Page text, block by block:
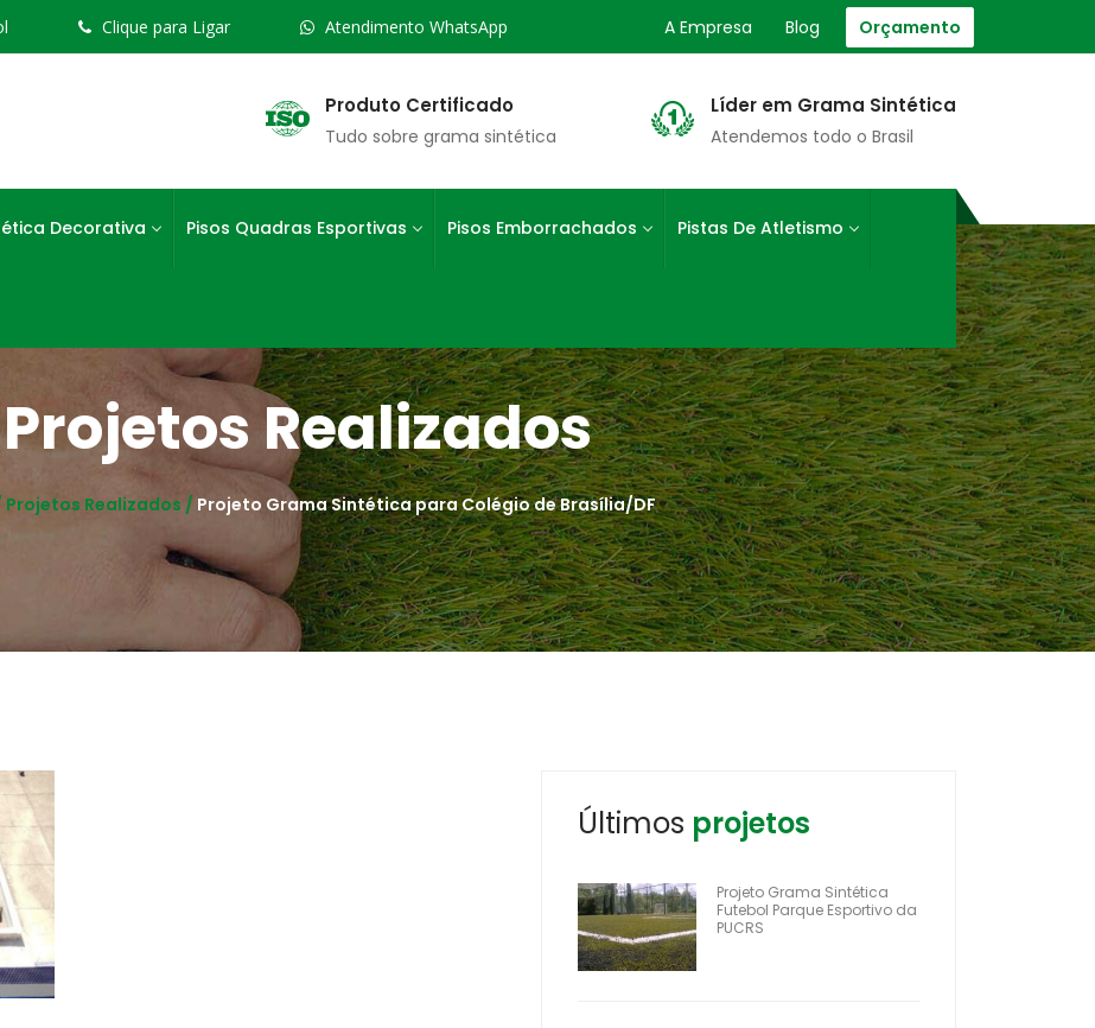
Clique para Ligar Atendimento WhatsApp A Empresa Blog Orçamento
Produto Certificado
Tudo sobre grama sintética
Líder em Grama Sintética
Atendemos todo o Brasil
Decorativa Pisos Quadras Esportivas Pisos Emborrachados Pistas De Atletismo
Projetos Realizados
Projetos Realizados / Projeto Grama Sintética para Colégio de Brasília/DF
Últimos projetos
Projeto Grama Sintética
Futebol Parque Esportivo da
PUCRS